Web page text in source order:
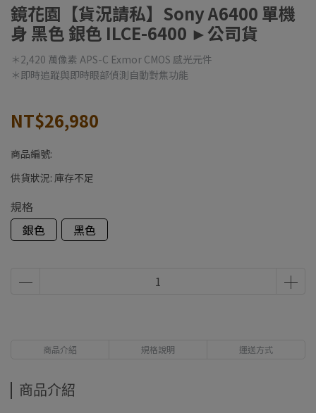
鏡花園【貨況請私】Sony A6400 單機
身 黑色 銀色 ILCE-6400 ►公司貨
＊2,420 萬像素 APS-C Exmor CMOS 感光元件
＊即時追蹤與即時眼部偵測自動對焦功能
NT$26,980
商品編號:
供貨狀況: 庫存不足
規格
銀色
黑色
商品介紹 規格說明 運送方式
商品介紹